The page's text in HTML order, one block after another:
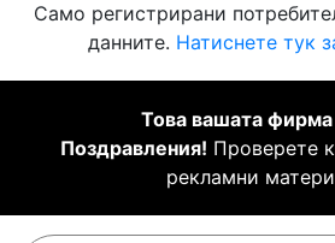
Само регистрирани
данните. Натиснете тук
Това вашата
Поздравления! Проверете
рекламни